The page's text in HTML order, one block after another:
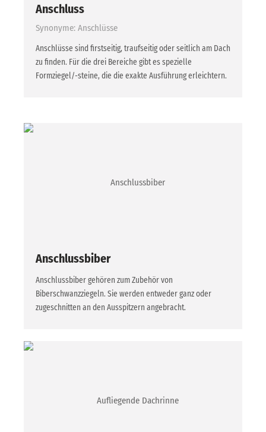
Anschluss
Synonyme: Anschlüsse
Anschlüsse sind firstseitig, traufseitig oder seitlich am Dach
zu finden. Für die drei Bereiche gibt es spezielle
Formziegel/-steine, die die exakte Ausführung erleichtern.
Anschlussbiber
Anschlussbiber gehören zum Zubehör von
Biberschwanzziegeln. Sie werden entweder ganz oder
zugeschnitten an den Ausspitzern angebracht.